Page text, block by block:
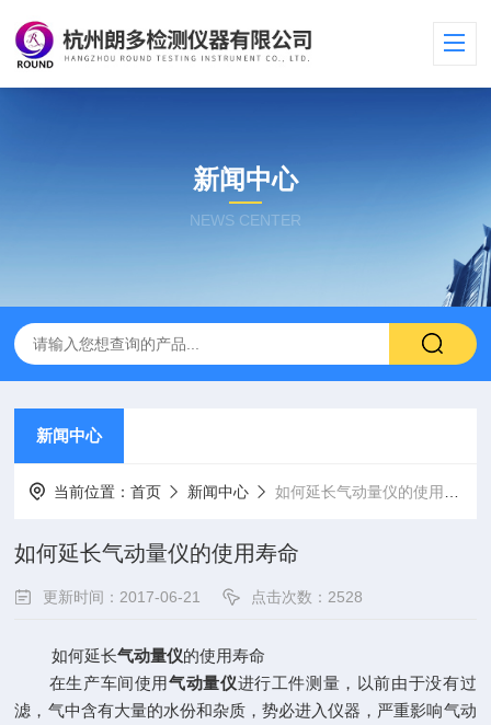
新闻中心
NEWS CENTER
新闻中心
当前位置：首页 新闻中心 如何延长气动量仪的使用寿命
如何延长气动量仪的使用寿命
更新时间：2017-06-21 点击次数：2528
如何延长气动量仪的使用寿命
在生产车间使用气动量仪进行工件测量，以前由于没有过
滤，气中含有大量的水份和杂质，势必进入仪器，严重影响气动